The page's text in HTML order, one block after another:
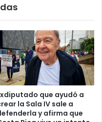
que ayudó a
la Sala IV sale a
y afirma que